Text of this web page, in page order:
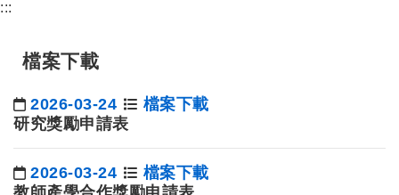
:::
檔案下載
日期：
2026-03-24
檔案下載
研究獎勵申請表
日期：
2026-03-24
檔案下載